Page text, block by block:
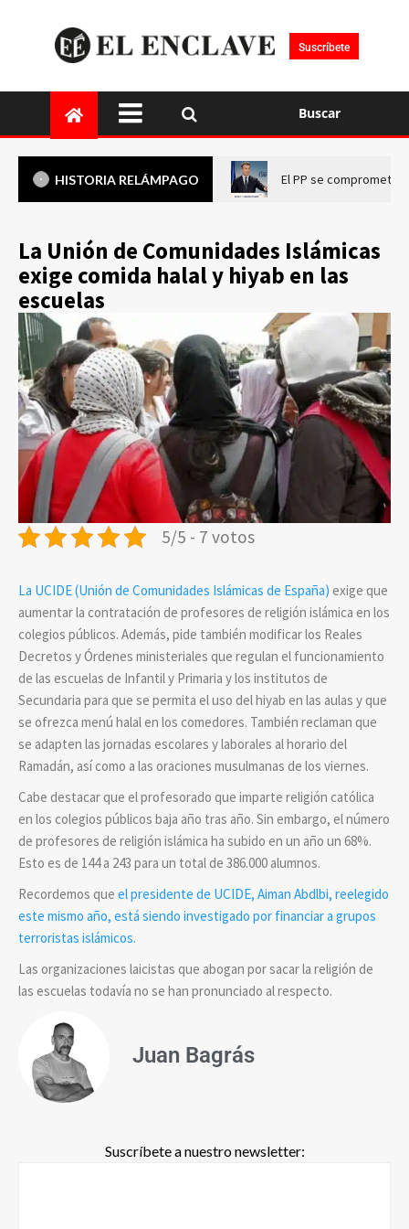
Suscríbete
Buscar
HISTORIA RELÁMPAGO El PP se compromete
La Unión de Comunidades Islámicas
exige comida halal y hiyab en las
escuelas
5/5 - 7 votos
La UCIDE (Unión de Comunidades Islámicas de España) exige que
aumentar la contratación de profesores de religión islámica en los
colegios públicos. Además, pide también modificar los Reales
Decretos y Órdenes ministeriales que regulan el funcionamiento
de las escuelas de Infantil y Primaria y los institutos de
Secundaria para que se permita el uso del hiyab en las aulas y que
se ofrezca menú halal en los comedores. También reclaman que
se adapten las jornadas escolares y laborales al horario del
Ramadán, así como a las oraciones musulmanas de los viernes.
Cabe destacar que el profesorado que imparte religión católica
en los colegios públicos baja año tras año. Sin embargo, el número
de profesores de religión islámica ha subido en un año un 68%.
Esto es de 144 a 243 para un total de 386.000 alumnos.
Recordemos que el presidente de UCIDE, Aiman Abdlbi, reelegido
este mismo año, está siendo investigado por financiar a grupos
terroristas islámicos.
Las organizaciones laicistas que abogan por sacar la religión de
las escuelas todavía no se han pronunciado al respecto.
Juan Bagrás
Suscríbete a nuestro newsletter: